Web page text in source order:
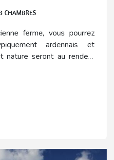
CHAMBRES
ferme, vous pourrez
ardennais et
nature seront au rendez-